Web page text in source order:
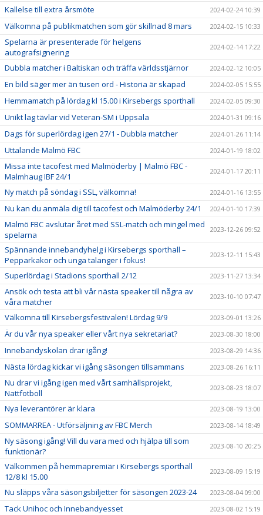
Kallelse till extra årsmöte 2024-02-24 10:39
Välkomna på publikmatchen som gör skillnad 8 mars 2024-02-15 10:33
Spelarna är presenterade för helgens
autografsignering
2024-02-14 17:22
Dubbla matcher i Baltiskan och träffa världsstjärnor 2024-02-12 10:05
En bild säger mer än tusen ord - Historia är skapad 2024-02-05 15:55
Hemmamatch på lördag kl 15.00 i Kirsebergs sporthall 2024-02-05 09:30
Unikt lag tävlar vid Veteran-SM i Uppsala 2024-01-31 09:16
Dags för superlördag igen 27/1 - Dubbla matcher 2024-01-26 11:14
Uttalande Malmö FBC 2024-01-19 18:02
Missa inte tacofest med Malmöderby | Malmö FBC -
Malmhaug IBF 24/1
2024-01-17 20:11
Ny match på söndag i SSL, välkomna! 2024-01-16 13:55
Nu kan du anmäla dig till tacofest och Malmöderby 24/1 2024-01-10 17:39
Malmö FBC avslutar året med SSL-match och mingel med
spelarna
2023-12-26 09:52
Spännande innebandyhelg i Kirsebergs sporthall –
Pepparkakor och unga talanger i fokus!
2023-12-11 15:43
Superlördag i Stadions sporthall 2/12 2023-11-27 13:34
Ansök och testa att bli vår nästa speaker till några av
våra matcher
2023-10-10 07:47
Välkomna till Kirsebergsfestivalen! Lördag 9/9 2023-09-01 13:26
Är du vår nya speaker eller vårt nya sekretariat? 2023-08-30 18:00
Innebandyskolan drar igång! 2023-08-29 14:36
Nästa lördag kickar vi igång säsongen tillsammans 2023-08-26 16:11
Nu drar vi igång igen med vårt samhällsprojekt,
Nattfotboll
2023-08-23 18:07
Nya leverantörer är klara 2023-08-19 13:00
SOMMARREA - Utförsäljning av FBC Merch 2023-08-14 18:49
Ny säsong igång! Vill du vara med och hjälpa till som
funktionär?
2023-08-10 20:25
Välkommen på hemmapremiär i Kirsebergs sporthall
12/8 kl 15.00
2023-08-09 15:19
Nu släpps våra säsongsbiljetter för säsongen 2023-24 2023-08-04 09:00
Tack Unihoc och Innebandyesset 2023-08-02 15:19